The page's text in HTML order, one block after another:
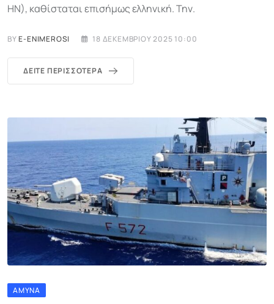
HN), καθίσταται επισήμως ελληνική. Την.
BYE-ENIMEROSI 18 ΔΕΚΕΜΒΡΊΟΥ 2025 10:00
ΔΕΊΤΕ ΠΕΡΙΣΣΌΤΕΡΑ
ΆΜΥΝΑ